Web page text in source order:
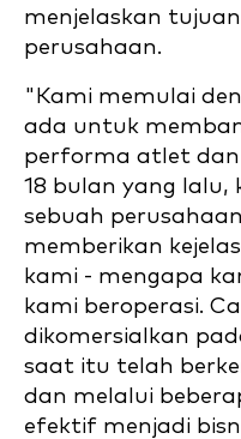
menjelaskan
perusahaan.
"Kami memulai
ada untuk
performa atlet
18 bulan yang lalu,
sebuah
memberikan
kami - mengapa
kami beroperasi.
dikomersialkan
saat itu telah
dan melalui
efektif menjadi